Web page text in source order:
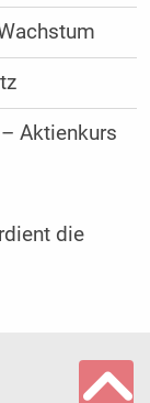
Aktienkurs
die